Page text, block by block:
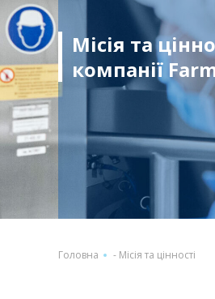
Місія та
компанії
Головна - Місія та цінності